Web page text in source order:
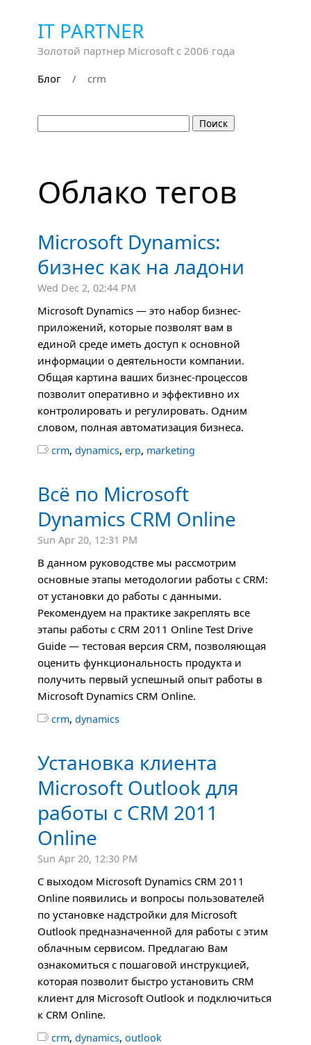
IT PARTNER
Золотой партнер Microsoft с 2006 года
Блог
/ crm
Облако тегов
Microsoft Dynamics:
бизнес как на ладони
Wed Dec 2, 02:44 PM
Microsoft Dynamics — это набор бизнес-
приложений, которые позволят вам в
единой среде иметь доступ к основной
информации о деятельности компании.
Общая картина ваших бизнес-процессов
позволит оперативно и эффективно их
контролировать и регулировать. Одним
словом, полная автоматизация бизнеса.
 crm, dynamics, erp, marketing
Всё по Microsoft
Dynamics CRM Online
Sun Apr 20, 12:31 PM
В данном руководстве мы рассмотрим
основные этапы методологии работы с CRM:
от установки до работы с данными.
Рекомендуем на практике закреплять все
этапы работы с CRM 2011 Online Test Drive
Guide — тестовая версия CRM, позволяющая
оценить функциональность продукта и
получить первый успешный опыт работы в
Microsoft Dynamics CRM Online.
 crm, dynamics
Установка клиента
Microsoft Outlook для
работы с CRM 2011
Online
Sun Apr 20, 12:30 PM
C выходом Microsoft Dynamics CRM 2011
Online появились и вопросы пользователей
по установке надстройки для Microsoft
Outlook предназначенной для работы с этим
облачным сервисом. Предлагаю Вам
ознакомиться с пошаговой инструкцией,
которая позволит быстро установить CRM
клиент для Microsoft Outlook и подключиться
к CRM Online.
 crm, dynamics, outlook